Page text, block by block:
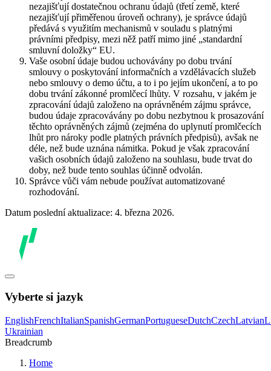
nezajišťují dostatečnou ochranu údajů (třetí země, které
nezajišťují přiměřenou úroveň ochrany), je správce údajů
předává s využitím mechanismů v souladu s platnými
právními předpisy, mezi něž patří mimo jiné „standardní
smluvní doložky“ EU.
Vaše osobní údaje budou uchovávány po dobu trvání
smlouvy o poskytování informačních a vzdělávacích služeb
nebo smlouvy o demo účtu, a to i po jejím ukončení, a to po
dobu trvání zákonné promlčecí lhůty. V rozsahu, v jakém je
zpracování údajů založeno na oprávněném zájmu správce,
budou údaje zpracovávány po dobu nezbytnou k prosazování
těchto oprávněných zájmů (zejména do uplynutí promlčecích
lhůt pro nároky podle platných právních předpisů), avšak ne
déle, než bude uznána námitka. Pokud je však zpracování
vašich osobních údajů založeno na souhlasu, bude trvat do
doby, než bude tento souhlas účinně odvolán.
Správce vůči vám nebude používat automatizované
rozhodování.
Datum poslední aktualizace: 4. března 2026.
Vyberte si jazyk
EnglishFrenchItalianSpanishGermanPortugueseDutchCzechLatvian
Ukrainian
Breadcrumb
Home